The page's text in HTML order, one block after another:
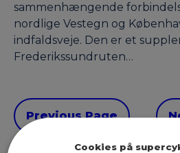
sammenhængende
nordlige Vestegn og
indfaldsveje. Den er et
Frederikssundruten…
Previous Page
Cookies på